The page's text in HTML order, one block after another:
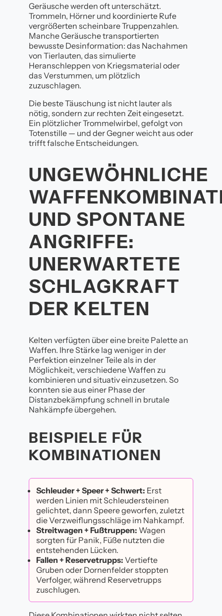
Geräusche werden oft unterschätzt.
Trommeln, Hörner und koordinierte Rufe
vergrößerten scheinbare Truppenzahlen.
Manche Geräusche transportierten
bewusste Desinformation: das Nachahmen
von Tierlauten, das simulierte
Heranschleppen von Kriegsmaterial oder
das Verstummen, um plötzlich
zuzuschlagen.
Die beste Täuschung ist nicht lauter als
nötig, sondern zur rechten Zeit eingesetzt.
Ein plötzlicher Trommelwirbel, gefolgt von
Totenstille — und der Gegner weicht aus oder
trifft falsche Entscheidungen.
UNGEWÖHNLICHE
UND SPONTANE
ANGRIFFE:
UNERWARTETE
SCHLAGKRAFT
DER KELTEN
Kelten verfügten über eine breite Palette an
Waffen. Ihre Stärke lag weniger in der
Perfektion einzelner Teile als in der
Möglichkeit, verschiedene Waffen zu
kombinieren und situativ einzusetzen. So
konnten sie aus einer Phase der
Distanzbekämpfung schnell in brutale
Nahkämpfe übergehen.
BEISPIELE FÜR
KOMBINATIONEN
Schleuder + Speer + Schwert: Erst
werden Linien mit Schleudersteinen
gelichtet, dann Speere geworfen, zuletzt
die Verzweiflungsschläge im Nahkampf.
Streitwagen + Fußtruppen: Wagen
sorgten für Panik, Füße nutzten die
entstehenden Lücken.
Fallen + Reservetrupps: Vertiefte
Gruben oder Dornenfelder stoppten
Verfolger, während Reservetrupps
zuschlugen.